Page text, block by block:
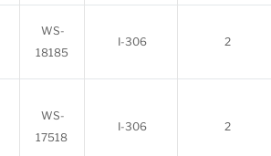
WS-
18185
I-306 2
WS-
17518
I-306 2